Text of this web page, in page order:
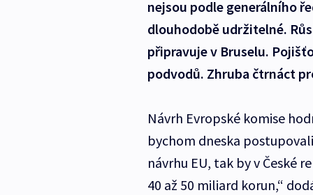
nejsou podle generálního
dlouhodobě udržitelné.
připravuje v Bruselu.
podvodů. Zhruba čtrnáct
Návrh Evropské komise
bychom dneska
návrhu EU, tak by v České
40 až 50 miliard korun,“